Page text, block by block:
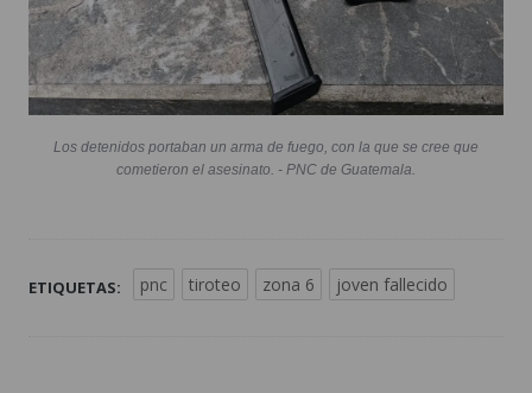
Los detenidos portaban un arma de fuego, con la que se cree que
cometieron el asesinato. - PNC de Guatemala.
ETIQUETAS: pnc tiroteo zona 6 joven fallecido